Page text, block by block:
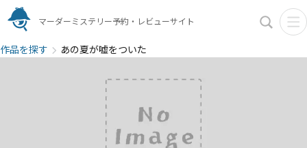
マーダーミステリー予約・レビューサイト
作品を探す あの夏が嘘をついた